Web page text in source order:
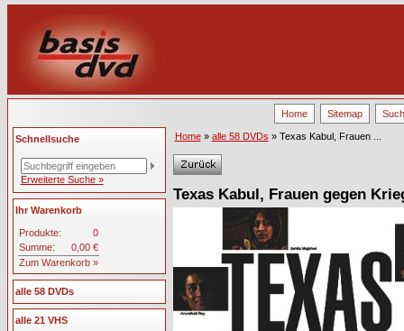
Home Sitemap
Schnellsuche
Erweiterte Suche »
Ihr Warenkorb
Produkte:
0
Summe:
0,00 €
Zum Warenkorb »
alle 58 DVDs
alle 21 VHS
Home» alle 58 DVDs » Texas Kabul, Frauen ...
Texas Kabul, Frauen gegen